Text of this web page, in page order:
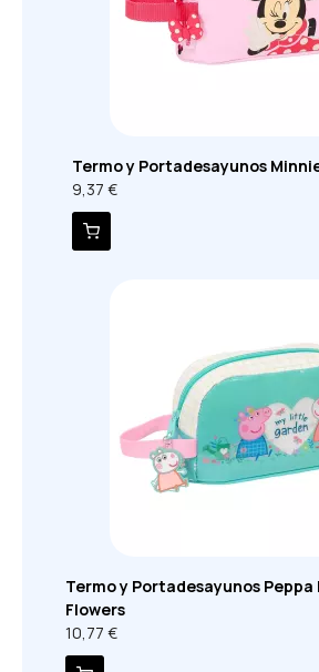
Termo y Portadesayunos
9,37 €
Termo y Portadesayunos Peppa
Flowers
10,77 €